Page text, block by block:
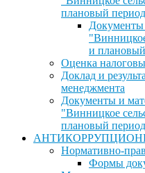
плановый
и
Оценка
Доклад и
менеджмента
Документы и
"Винницкое
плановый
Нормативно-
Формы